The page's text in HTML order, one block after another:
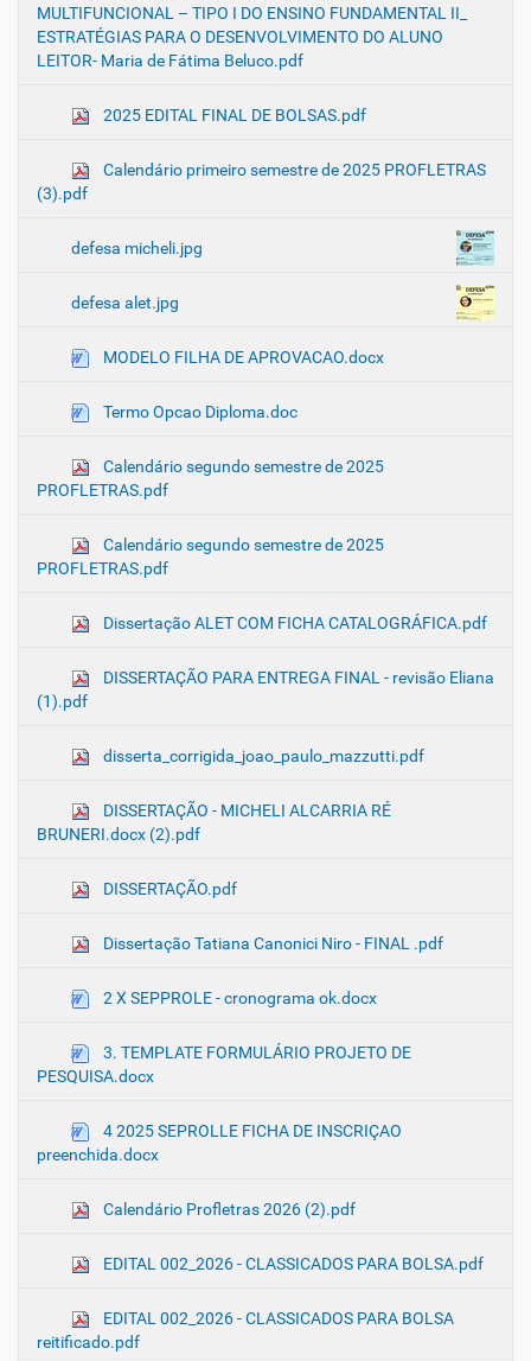
MULTIFUNCIONAL – TIPO I DO ENSINO FUNDAMENTAL II_
ESTRATÉGIAS PARA O DESENVOLVIMENTO DO ALUNO
LEITOR- Maria de Fátima Beluco.pdf
2025 EDITAL FINAL DE BOLSAS.pdf
Calendário primeiro semestre de 2025 PROFLETRAS
(3).pdf
defesa micheli.jpg
defesa alet.jpg
MODELO FILHA DE APROVACAO.docx
Termo Opcao Diploma.doc
Calendário segundo semestre de 2025
PROFLETRAS.pdf
Calendário segundo semestre de 2025
PROFLETRAS.pdf
Dissertação ALET COM FICHA CATALOGRÁFICA.pdf
DISSERTAÇÃO PARA ENTREGA FINAL - revisão Eliana
(1).pdf
disserta_corrigida_joao_paulo_mazzutti.pdf
DISSERTAÇÃO - MICHELI ALCARRIA RÉ
BRUNERI.docx (2).pdf
DISSERTAÇÃO.pdf
Dissertação Tatiana Canonici Niro - FINAL .pdf
2 X SEPPROLE - cronograma ok.docx
3. TEMPLATE FORMULÁRIO PROJETO DE
PESQUISA.docx
4 2025 SEPROLLE FICHA DE INSCRIÇAO
preenchida.docx
Calendário Profletras 2026 (2).pdf
EDITAL 002_2026 - CLASSICADOS PARA BOLSA.pdf
EDITAL 002_2026 - CLASSICADOS PARA BOLSA
reitificado.pdf